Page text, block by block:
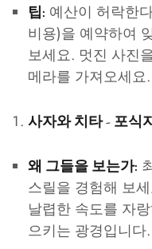
팁: 예산이 허락한
비용)을 예약하여
보세요. 멋진 사진
메라를 가져오세요.
사자와 치타 - 포식
왜 그들을 보는가:
스릴을 경험해 보
날렵한 속도를 자
으키는 광경입니다.